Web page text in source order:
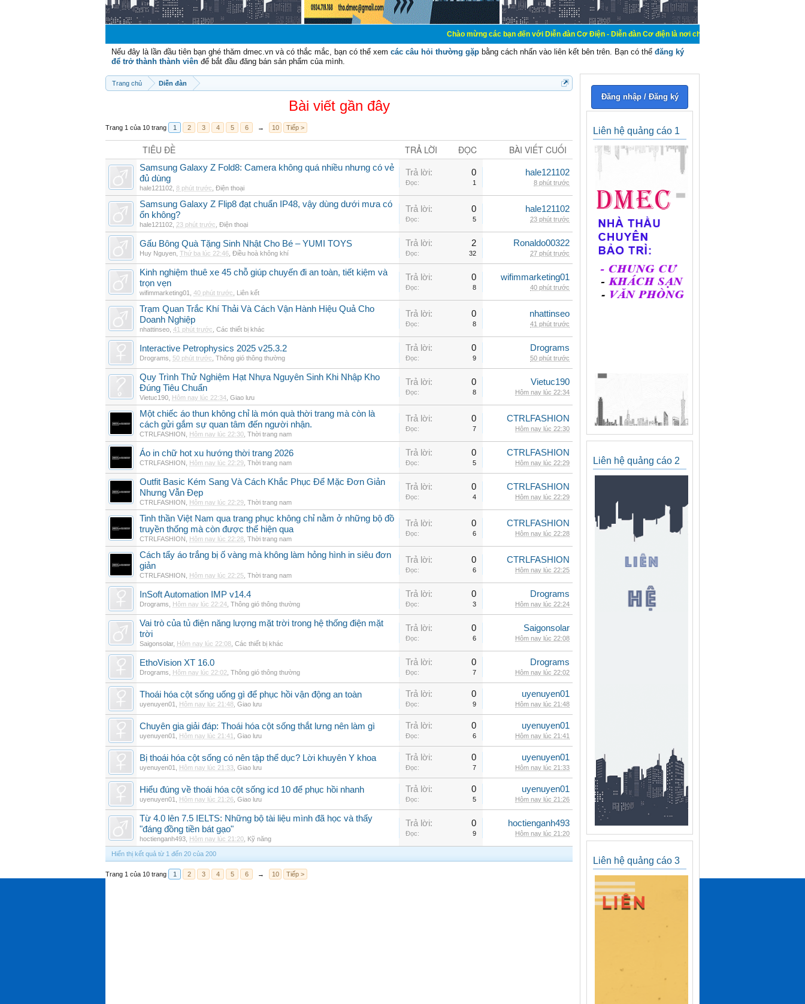
Chào mừng các bạn đến với Diễn đàn Cơ Điện - Diễn đàn Cơ điện là nơi chia sẽ kiến thức kinh nghiệm trong lãnh
Nếu đây là lần đầu tiên bạn ghé thăm dmec.vn và có thắc mắc, bạn có thể xem các câu hỏi thường gặp bằng cách nhấn vào liên kết bên trên. Bạn có thể đăng ký
để trở thành thành viên để bắt đầu đăng bán sản phẩm của mình.
Trang chủ Diễn đàn
Bài viết gần đây
Trang 1 của 10 trang 1 2 3 4 5 6 → 10 Tiếp >
TIÊU ĐỀ TRẢ LỜI ĐỌC BÀI VIẾT CUỐI
Samsung Galaxy Z Fold8: Camera không quá nhiều nhưng có vẻ
đủ dùng
hale121102 8 phút trước Điện thoại
Trả lời: 0
Đọc: 1
hale121102
8 phút trước
Samsung Galaxy Z Flip8 đạt chuẩn IP48, vậy dùng dưới mưa có
ổn không?
hale121102 23 phút trước Điện thoại
Trả lời: 0
Đọc: 5
hale121102
23 phút trước
Gấu Bông Quà Tặng Sinh Nhật Cho Bé – YUMI TOYS
Huy Nguyen Thứ ba lúc 22:46 Điều hoà không khí
Trả lời: 2
Đọc: 32
Ronaldo00322
27 phút trước
Kinh nghiệm thuê xe 45 chỗ giúp chuyến đi an toàn, tiết kiệm và
trọn vẹn
wifimmarketing01 40 phút trước Liên kết
Trả lời: 0
Đọc: 8
wifimmarketing01
40 phút trước
Trạm Quan Trắc Khí Thải Và Cách Vận Hành Hiệu Quả Cho
Doanh Nghiệp
nhattinseo 41 phút trước Các thiết bị khác
Trả lời: 0
Đọc: 8
nhattinseo
41 phút trước
Interactive Petrophysics 2025 v25.3.2
Drograms 50 phút trước Thông gió thông thường
Trả lời: 0
Đọc: 9
Drograms
50 phút trước
Quy Trình Thử Nghiệm Hạt Nhựa Nguyên Sinh Khi Nhập Kho
Đúng Tiêu Chuẩn
Vietuc190 Hôm nay lúc 22:34 Giao lưu
Trả lời: 0
Đọc: 8
Vietuc190
Hôm nay lúc 22:34
Một chiếc áo thun không chỉ là món quà thời trang mà còn là
cách gửi gắm sự quan tâm đến người nhận.
CTRLFASHION Hôm nay lúc 22:30 Thời trang nam
Trả lời: 0
Đọc: 7
CTRLFASHION
Hôm nay lúc 22:30
Áo in chữ hot xu hướng thời trang 2026
CTRLFASHION Hôm nay lúc 22:29 Thời trang nam
Trả lời: 0
Đọc: 5
CTRLFASHION
Hôm nay lúc 22:29
Outfit Basic Kém Sang Và Cách Khắc Phục Để Mặc Đơn Giản
Nhưng Vẫn Đẹp
CTRLFASHION Hôm nay lúc 22:29 Thời trang nam
Trả lời: 0
Đọc: 4
CTRLFASHION
Hôm nay lúc 22:29
Tinh thần Việt Nam qua trang phục không chỉ nằm ở những bộ đồ
truyền thống mà còn được thể hiện qua
CTRLFASHION Hôm nay lúc 22:28 Thời trang nam
Trả lời: 0
Đọc: 6
CTRLFASHION
Hôm nay lúc 22:28
Cách tẩy áo trắng bị ố vàng mà không làm hỏng hình in siêu đơn
giản
CTRLFASHION Hôm nay lúc 22:25 Thời trang nam
Trả lời: 0
Đọc: 6
CTRLFASHION
Hôm nay lúc 22:25
InSoft Automation IMP v14.4
Drograms Hôm nay lúc 22:24 Thông gió thông thường
Trả lời: 0
Đọc: 3
Drograms
Hôm nay lúc 22:24
Vai trò của tủ điện năng lượng mặt trời trong hệ thống điện mặt
trời
Saigonsolar, Hôm nay lúc 22:08 Các thiết bị khác
Trả lời: 0
Đọc: 6
Saigonsolar
Hôm nay lúc 22:08
EthoVision XT 16.0
Drograms Hôm nay lúc 22:02 Thông gió thông thường
Trả lời: 0
Đọc: 7
Drograms
Hôm nay lúc 22:02
Thoái hóa cột sống uống gì để phục hồi vận động an toàn
uyenuyen01 Hôm nay lúc 21:48 Giao lưu
Trả lời: 0
Đọc: 9
uyenuyen01
Hôm nay lúc 21:48
Chuyên gia giải đáp: Thoái hóa cột sống thắt lưng nên làm gì
uyenuyen01 Hôm nay lúc 21:41 Giao lưu
Trả lời: 0
Đọc: 6
uyenuyen01
Hôm nay lúc 21:41
Bị thoái hóa cột sống có nên tập thể dục? Lời khuyên Y khoa
uyenuyen01 Hôm nay lúc 21:33 Giao lưu
Trả lời: 0
Đọc: 7
uyenuyen01
Hôm nay lúc 21:33
Hiểu đúng về thoái hóa cột sống icd 10 để phục hồi nhanh
uyenuyen01 Hôm nay lúc 21:26 Giao lưu
Trả lời: 0
Đọc: 5
uyenuyen01
Hôm nay lúc 21:26
Từ 4.0 lên 7.5 IELTS: Những bộ tài liệu mình đã học và thấy
"đáng đồng tiền bát gạo"
hoctienganh493 Hôm nay lúc 21:20 Kỹ năng
Trả lời: 0
Đọc: 9
hoctienganh493
Hôm nay lúc 21:20
Hiển thị kết quả từ 1 đến 20 của 200
Trang 1 của 10 trang 1 2 3 4 5 6 → 10 Tiếp >
Đăng nhập / Đăng ký
Liên hệ quảng cáo 1
Liên hệ quảng cáo 2
Liên hệ quảng cáo 3